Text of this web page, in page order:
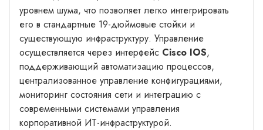
уровнем шума, что позволяет легко интегрировать
его в стандартные 19-дюймовые стойки и
существующую инфраструктуру. Управление
осуществляется через интерфейс Cisco IOS,
поддерживающий автоматизацию процессов,
централизованное управление конфигурациями,
мониторинг состояния сети и интеграцию с
современными системами управления
корпоративной ИТ-инфраструктурой.